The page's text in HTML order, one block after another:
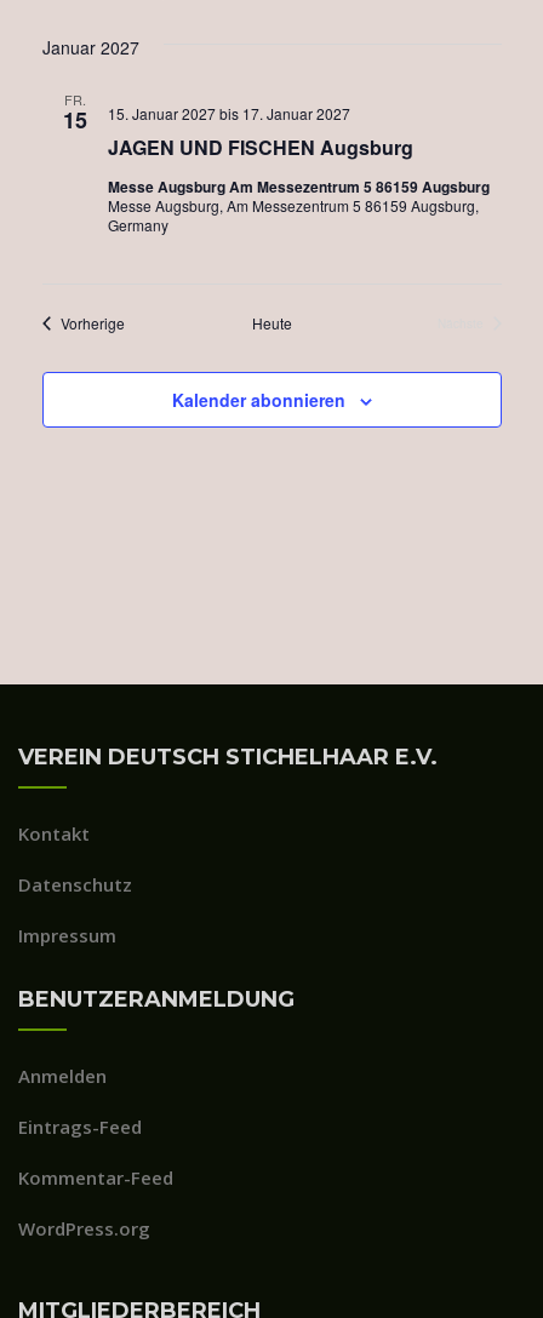
Januar 2027
FR.
15
JAGEN UND FISCHEN Augsburg
15. Januar 2027bis 17. Januar 2027
Messe Augsburg Am Messezentrum 5 86159 Augsburg
Messe Augsburg, Am Messezentrum 5 86159 Augsburg,
Germany
VorherigeVeranstaltungen Heute
Kalender abonnieren
VEREIN DEUTSCH STICHELHAAR E.V.
Kontakt
Datenschutz
Impressum
BENUTZERANMELDUNG
Anmelden
Eintrags-Feed
Kommentar-Feed
WordPress.org
MITGLIEDERBEREICH